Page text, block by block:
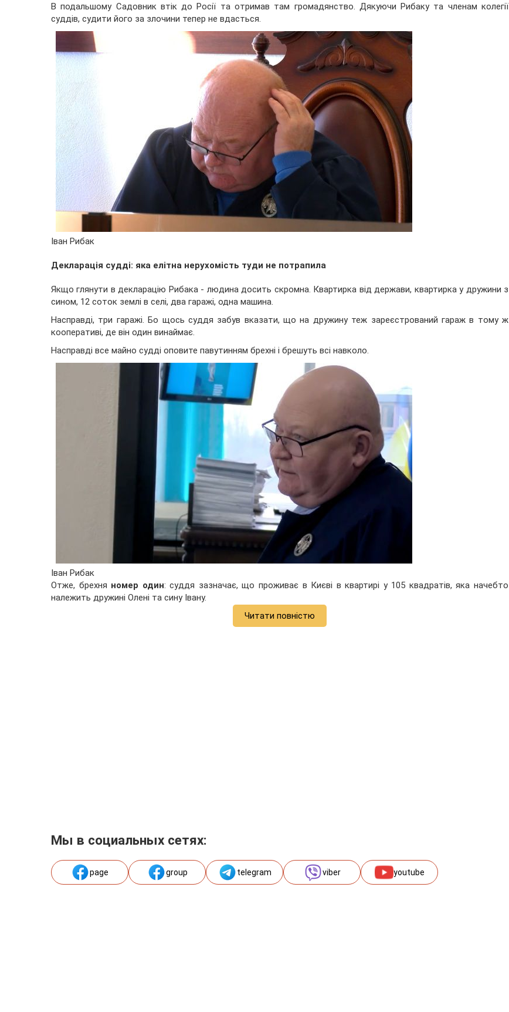
В подальшому Садовник втік до Росії та отримав там громадянство. Дякуючи Рибаку та членам колегії
суддів, судити його за злочини тепер не вдасться.
Іван Рибак
Декларація судді: яка елітна нерухомість туди не потрапила
Якщо глянути в декларацію Рибака - людина досить скромна. Квартирка від держави, квартирка у дружини з
сином, 12 соток землі в селі, два гаражі, одна машина.
Насправді, три гаражі. Бо щось суддя забув вказати, що на дружину теж зареєстрований гараж в тому ж
кооперативі, де він один винаймає.
Насправді все майно судді оповите павутинням брехні і брешуть всі навколо.
Іван Рибак
Отже, брехня номер один: суддя зазначає, що проживає в Києві в квартирі у 105 квадратів, яка начебто
належить дружині Олені та сину Івану.
Читати повністю
Мы в социальных сетях:
page group telegram viber youtube